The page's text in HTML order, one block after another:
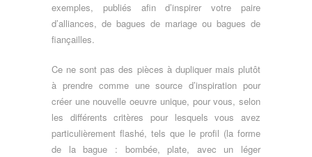
exemples, publiés afin d’inspirer votre paire
d’alliances, de bagues de mariage ou bagues de
fiançailles.
Ce ne sont pas des pièces à dupliquer mais plutôt
à prendre comme une source d’inspiration pour
créer une nouvelle oeuvre unique, pour vous, selon
les différents critères pour lesquels vous avez
particulièrement flashé, tels que le profil (la forme
de la bague : bombée, plate, avec un léger